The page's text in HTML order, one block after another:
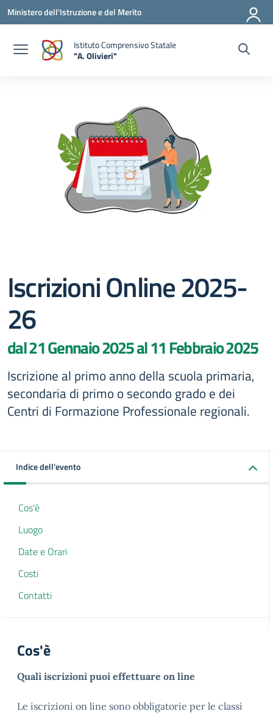
Vai ai contenuti
Vai al menu di navigazione
Vai al footer
Ministero dell'Istruzione e del Merito
Istituto Comprensivo Statale
"A. Olivieri"
Iscrizioni Online 2025-
26
dal 21 Gennaio 2025 al 11 Febbraio 2025
Iscrizione al primo anno della scuola primaria,
secondaria di primo o secondo grado e dei
Centri di Formazione Professionale regionali.
Indice dell'evento
Cos'è
Luogo
Date e Orari
Costi
Contatti
Cos'è
Quali iscrizioni puoi effettuare on line
Le iscrizioni on line sono obbligatorie per le classi